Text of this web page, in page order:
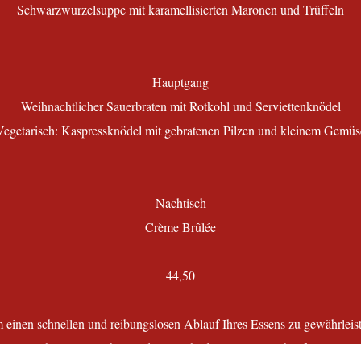
Schwarzwurzelsuppe mit karamellisierten Maronen und Trüffeln
Hauptgang
Weihnachtlicher Sauerbraten mit Rotkohl und Serviettenknödel
Kaspressknödel mit gebratenen Pilzen und kleinem
Nachtisch
Crème Brûlée
44,50
einen schnellen und reibungslosen Ablauf Ihres Essens zu